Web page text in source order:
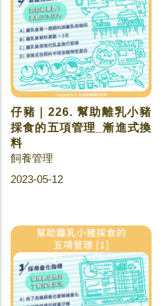
仔豬｜226. 幫助離乳小豬
採食的五項管理_漸進式換
料
飼養管理
2023-05-12